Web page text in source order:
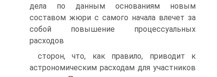
дела по данным основаниям новым
составом жюри с самого начала влечет за
собой повышение процессуальных
расходов
сторон, что, как правило, приводит к
астрономическим расходам для участников